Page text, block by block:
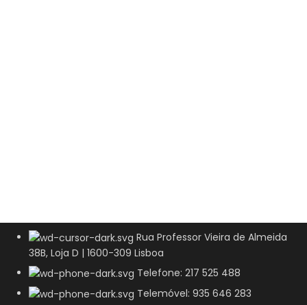
Rua Professor Vieira de Almeida
38B, Loja D | 1600-309 Lisboa
Telefone: 217 525 488
Telemóvel: 935 646 283